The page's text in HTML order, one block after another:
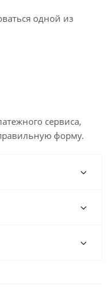
одной из
сервиса,
форму.